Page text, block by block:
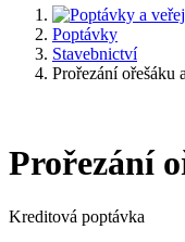
Poptávky
Stavebnictví
Prořezání ořešáku
Prořezání
Kreditová poptávka